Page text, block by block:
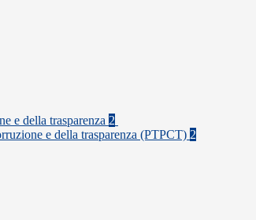
e della trasparenza 2
e della trasparenza (PTPCT) 2